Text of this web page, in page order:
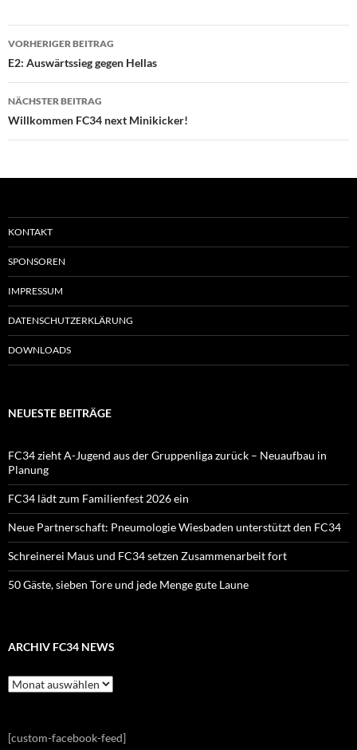
Beitragsnavigation
VORHERIGER BEITRAG
E2: Auswärtssieg gegen Hellas
NÄCHSTER BEITRAG
Willkommen FC34 next Minikicker!
KONTAKT
SPONSOREN
IMPRESSUM
DATENSCHUTZERKLÄRUNG
DOWNLOADS
NEUESTE BEITRÄGE
FC34 zieht A-Jugend aus der Gruppenliga zurück – Neuaufbau in
Planung
FC34 lädt zum Familienfest 2026 ein
Neue Partnerschaft: Pneumologie Wiesbaden unterstützt den FC34
Schreinerei Maus und FC34 setzen Zusammenarbeit fort
50 Gäste, sieben Tore und jede Menge gute Laune
ARCHIV FC34 NEWS
Archiv
FC34
[custom-facebook-feed]